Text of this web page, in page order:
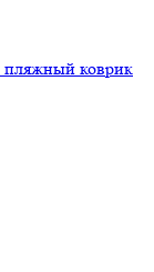
коврик